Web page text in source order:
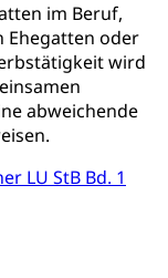
im Beruf,
Ehegatten oder
wird
abweichende
LU StB Bd. 1
Luzern)
Polizei,
Betriebe,